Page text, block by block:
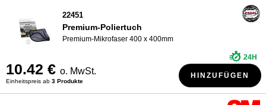
22451
Premium-Poliertuch
Premium-Mikrofaser 400 x 400mm
10.42 € o. MwSt.
Einheitspreis ab 3 Produkte
24H
HINZUFÜGEN